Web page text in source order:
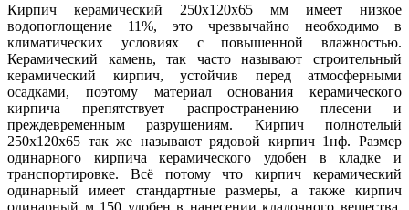
Кирпич керамический 250х120х65 мм имеет низкое
водопоглощение 11%, это чрезвычайно необходимо в
климатических условиях с повышенной влажностью.
Керамический камень, так часто называют строительный
керамический кирпич, устойчив перед атмосферными
осадками, поэтому материал основания керамического
кирпича препятствует распространению плесени и
преждевременным разрушениям. Кирпич полнотелый
250х120х65 так же называют рядовой кирпич 1нф. Размер
одинарного кирпича керамического удобен в кладке и
транспортировке. Всё потому что кирпич керамический
одинарный имеет стандартные размеры, а также кирпич
одинарный м 150 удобен в нанесении кладочного вещества.